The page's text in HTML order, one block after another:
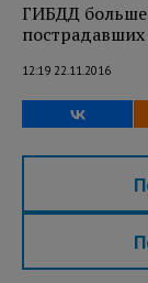
ГИБДД больше
пострадавших
12:19 22.11.2016